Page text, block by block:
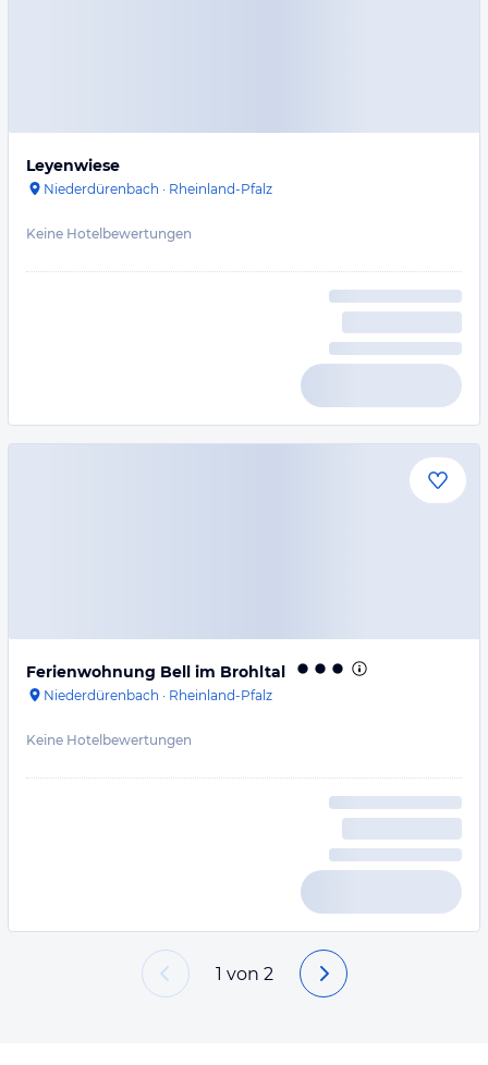
Leyenwiese
Niederdürenbach · Rheinland-Pfalz
Keine Hotelbewertungen
Ferienwohnung Bell im Brohltal
Niederdürenbach · Rheinland-Pfalz
Keine Hotelbewertungen
1 von 2